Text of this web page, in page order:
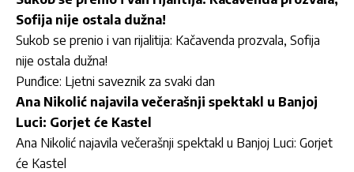
Sofija nije ostala dužna!
Sukob se prenio i van rijalitija: Kačavenda prozvala, Sofija
nije ostala dužna!
Punđice: Ljetni saveznik za svaki dan
Ana Nikolić najavila večerašnji spektakl u Banjoj
Luci: Gorjet će Kastel
Ana Nikolić najavila večerašnji spektakl u Banjoj Luci: Gorjet
će Kastel